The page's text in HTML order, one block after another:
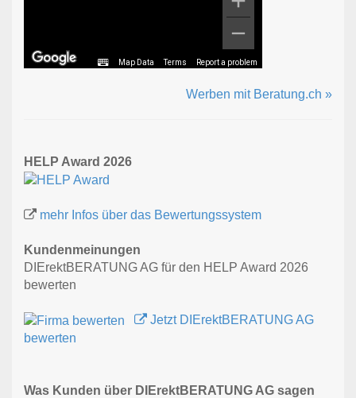
Map Data Terms Report a problem
Werben mit Beratung.ch »
HELP Award 2026
mehr Infos über das Bewertungssystem
Kundenmeinungen
DIErektBERATUNG AG für den HELP Award 2026
bewerten
Jetzt DIErektBERATUNG AG
bewerten
Was Kunden über DIErektBERATUNG AG sagen